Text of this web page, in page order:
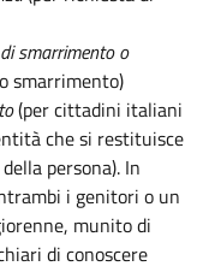
smarrimento o
smarrimento)
(per cittadini italiani
che si restituisce
persona). In
i genitori o un
munito di
di conoscere